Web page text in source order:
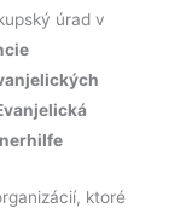
úrad v
ktoré